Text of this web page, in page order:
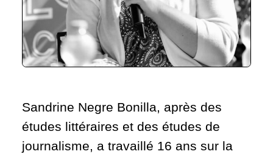
Sandrine Negre Bonilla, après des
études littéraires et des études de
journalisme, a travaillé 16 ans sur la